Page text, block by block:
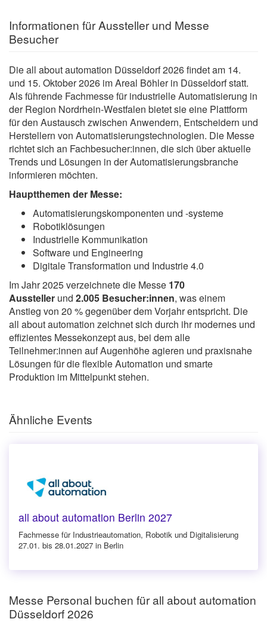
Informationen für Aussteller und Messe
Besucher
Die all about automation Düsseldorf2026 findet am 14.
und 15. Oktober 2026 im Areal Böhler in Düsseldorf statt.
Als führende Fachmesse für industrielle Automatisierung in
der Region Nordrhein-Westfalen bietet sie eine Plattform
für den Austausch zwischen Anwendern, Entscheidern und
Herstellern von Automatisierungstechnologien. Die Messe
richtet sich an Fachbesucher:innen, die sich über aktuelle
Trends und Lösungen in der Automatisierungsbranche
informieren möchten.
Hauptthemen der Messe:
Automatisierungskomponenten und -systeme
Robotiklösungen
Industrielle Kommunikation
Software und Engineering
Digitale Transformation und Industrie 4.0
Im Jahr 2025 verzeichnete die Messe 170
Aussteller und 2.005 Besucher:innen, was einem
Anstieg von 20 % gegenüber dem Vorjahr entspricht. Die
all about automation zeichnet sich durch ihr modernes und
effizientes Messekonzept aus, bei dem alle
Teilnehmer:innen auf Augenhöhe agieren und praxisnahe
Lösungen für die flexible Automation und smarte
Produktion im Mittelpunkt stehen.
Ähnliche Events
all about automation Berlin 2027
Fachmesse für Industrieautomation, Robotik und Digitalisierung
27.01. bis 28.01.2027 in Berlin
Messe Personal buchen für all about automation
Düsseldorf 2026